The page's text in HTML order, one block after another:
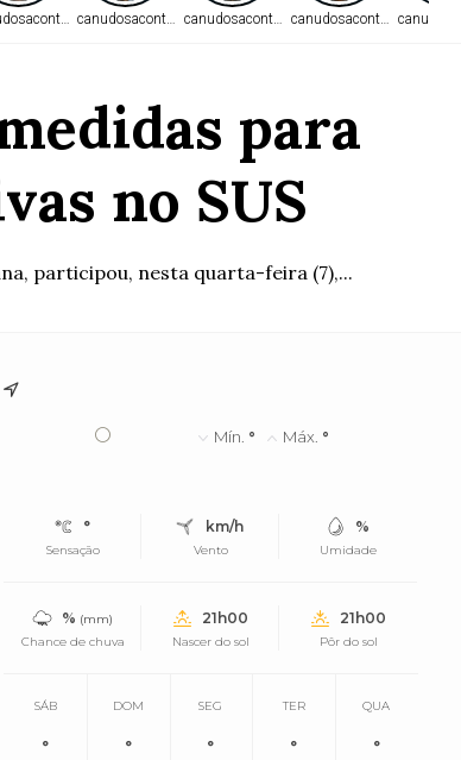
canudosacontece.comcanudosacontece.comcanudosacontece.com
para
no SUS
participou, nesta quarta-feira (7),...
SUS
° Mín. ° Máx. °
°
Sensação
km/h
Vento
%
Umidade
% (mm)
Chance de chuva
21h00
Nascer do sol
21h00
Pôr do sol
SÁB
°
DOM
°
SEG
°
TER
°
QUA
°